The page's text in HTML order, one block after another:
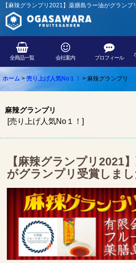
【麻辣グランプリ2021】薬膳島ラー油がグランプ
全商品一覧 会社案内 プロフィール
ホーム > 売り上げ人気No１！ > 麻辣グランプリ
麻辣グランプリ
[売り上げ人気No１！ ]
【麻辣グランプリ2021
がグランプリ受賞しまし